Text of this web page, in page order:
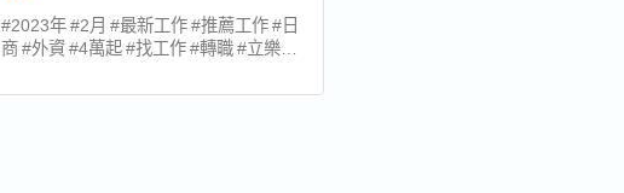
#2023年 #2月 #最新工作 #推薦工作 #日
商 #外資 #4萬起 #找工作 #轉職 #立樂高
件！ 找工作?轉職?趕緊來立樂高園看看